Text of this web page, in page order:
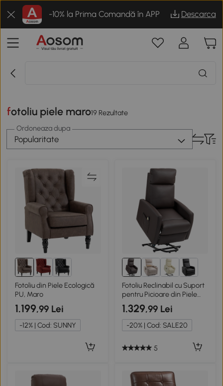
-10% la Prima Comandă în APP Descarca
fotoliu piele maro19 Rezultate
Ordoneaza dupa
Popularitate
Fotoliu din Piele Ecologică
PU, Maro
1.199,99 Lei
-12% | Cod: SUNNY
Fotoliu Reclinabil cu Suport
pentru Picioare din Piele
PU, Maro
1.329,99 Lei
-20% | Cod: SALE20
5